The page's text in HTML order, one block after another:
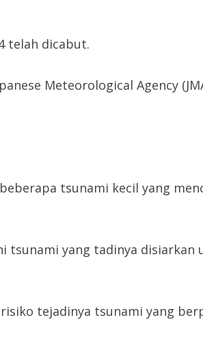
telah dicabut.
Meteorological Agency
tsunami kecil yang
yang tadinya
tejadinya tsunami yang